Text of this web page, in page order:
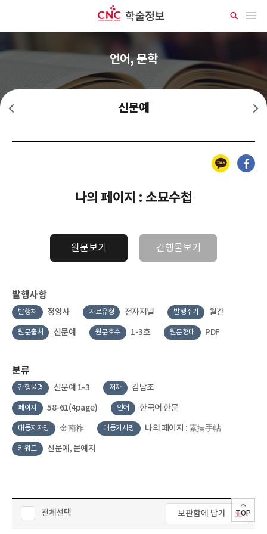
메뉴 열기
상
세
언어, 문학
신문예 신시단
카카오톡 페이스북
나의 페이지 : 소묘수첩
원문보기 간행물보기
발행사항
발행처 정양사 자료유형 전자저널 발행주기 월간
원문출처 신문예 원문호수 1-3호 원문형태 PDF
분류
간행물명 신문예 1-3 저자 김남조
페이지 58-61(4page) 언어 한국어 한문
대등저자명 金南祚 대등기사명 나의 페이지 : 素描手帖
키워드 신문예, 문예지
전체선택 보관함에 담기 TOP